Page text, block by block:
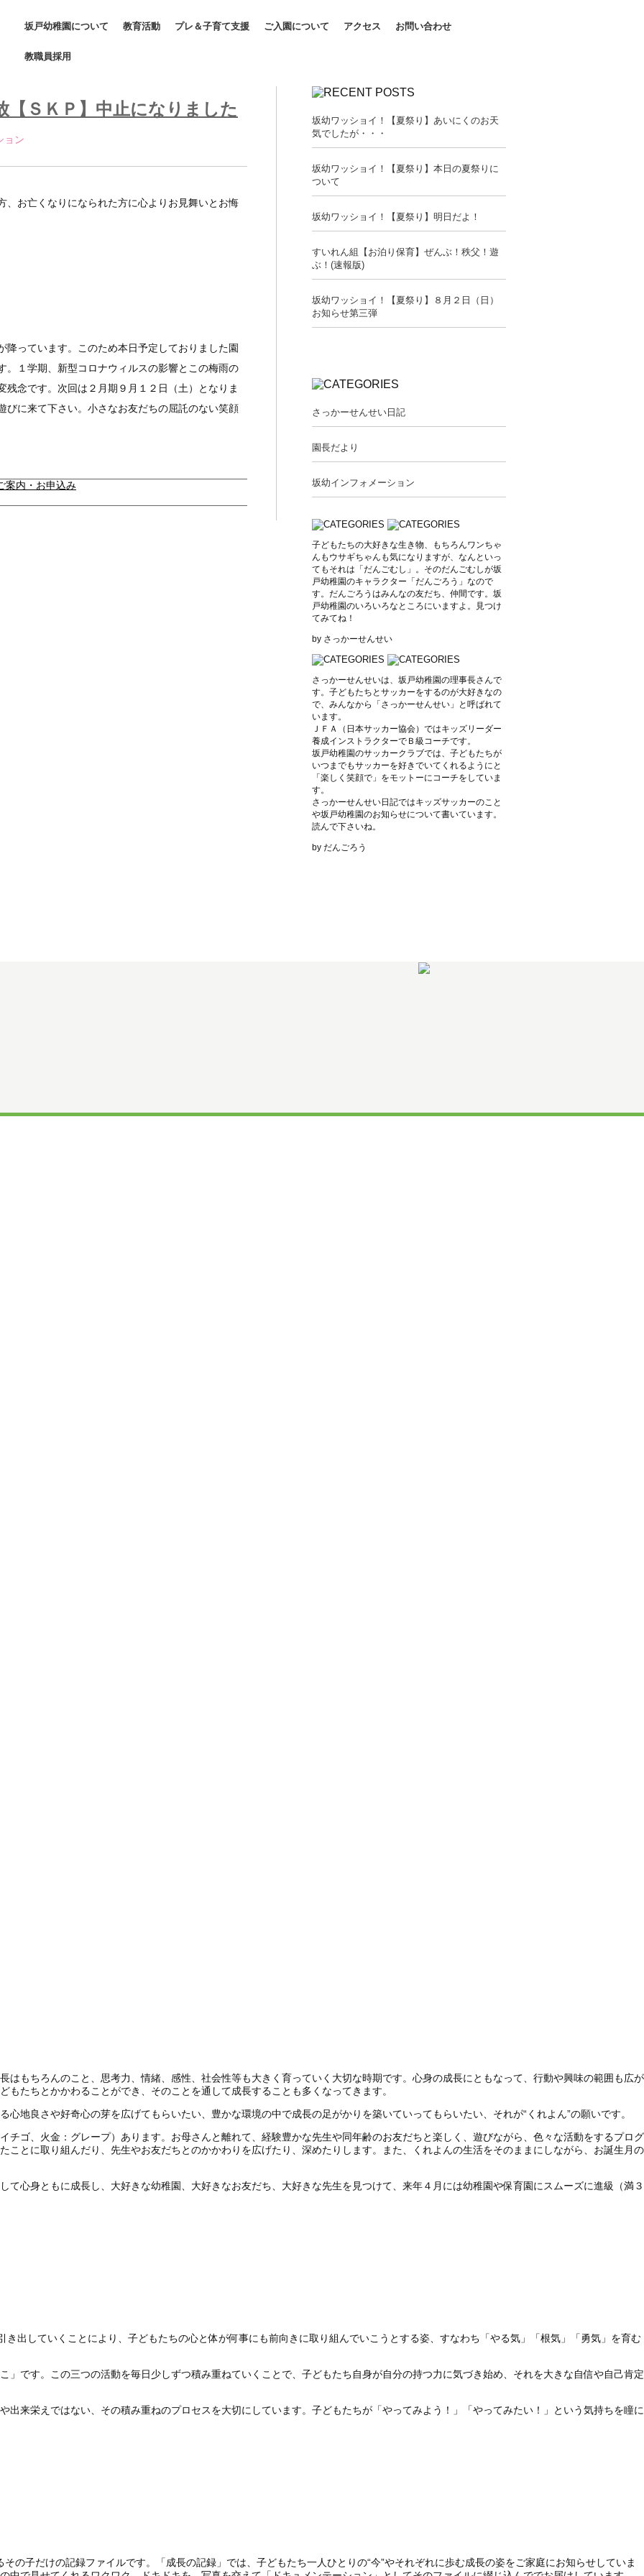
坂戸幼稚園について 教育活動 プレ＆子育て支援 ご入園について アクセス お問い合わせ
教職員採用
【ＳＫＰ】中止になりました
ョン
、お亡くなりになられた方に心よりお見舞いとお悔
降っています。このため本日予定しておりました園
。１学期、新型コロナウィルスの影響とこの梅雨の
念です。次回は２月期９月１２日（土）となりま
びに来て下さい。小さなお友だちの屈託のない笑顔
案内・お申込み
坂幼ワッショイ！【夏祭り】あいにくのお天
気でしたが・・・
坂幼ワッショイ！【夏祭り】本日の夏祭りに
ついて
坂幼ワッショイ！【夏祭り】明日だよ！
すいれん組【お泊り保育】ぜんぶ！秩父！遊
ぶ！(速報版)
坂幼ワッショイ！【夏祭り】８月２日（日）
お知らせ第三弾
さっかーせんせい日記
園長だより
坂幼インフォメーション
子どもたちの大好きな生き物、もちろんワンちゃ
んもウサギちゃんも気になりますが、なんといっ
てもそれは「だんごむし」。そのだんごむしが坂
戸幼稚園のキャラクター「だんごろう」なので
す。だんごろうはみんなの友だち、仲間です。坂
戸幼稚園のいろいろなところにいますよ。見つけ
てみてね！
by さっかーせんせい
さっかーせんせいは、坂戸幼稚園の理事長さんで
す。子どもたちとサッカーをするのが大好きなの
で、みんなから「さっかーせんせい」と呼ばれて
います。
ＪＦＡ（日本サッカー協会）ではキッズリーダー
養成インストラクターでＢ級コーチです。
坂戸幼稚園のサッカークラブでは、子どもたちが
いつまでもサッカーを好きでいてくれるようにと
「楽しく笑顔で」をモットーにコーチをしていま
す。
さっかーせんせい日記ではキッズサッカーのこと
や坂戸幼稚園のお知らせについて書いています。
読んで下さいね。
by だんごろう
はもちろんのこと、思考力、情緒、感性、社会性等も大きく育っていく大切な時期です。心身の成長にともなって、行動や興味の範囲も広が
たちとかかわることができ、そのことを通して成長することも多くなってきます。
地良さや好奇心の芽を広げてもらいたい、豊かな環境の中で成長の足がかりを築いていってもらいたい、それが“くれよん”の願いです。
チゴ、火金：グレープ）あります。お母さんと離れて、経験豊かな先生や同年齢のお友だちと楽しく、遊びながら、色々な活動をするプログ
ことに取り組んだり、先生やお友だちとのかかわりを広げたり、深めたりします。また、くれよんの生活をそのままにしながら、お誕生月の
心身ともに成長し、大好きな幼稚園、大好きなお友だち、大好きな先生を見つけて、来年４月には幼稚園や保育園にスムーズに進級（満３
出していくことにより、子どもたちの心と体が何事にも前向きに取り組んでいこうとする姿、すなわち「やる気」「根気」「勇気」を育む
です。この三つの活動を毎日少しずつ積み重ねていくことで、子どもたち自身が自分の持つ力に気づき始め、それを大きな自信や自己肯定
来栄えではない、その積み重ねのプロセスを大切にしています。子どもたちが「やってみよう！」「やってみたい！」という気持ちを瞳に
の子だけの記録ファイルです。「成長の記録」では、子どもたち一人ひとりの“今”やそれぞれに歩む成長の姿をご家庭にお知らせしていま